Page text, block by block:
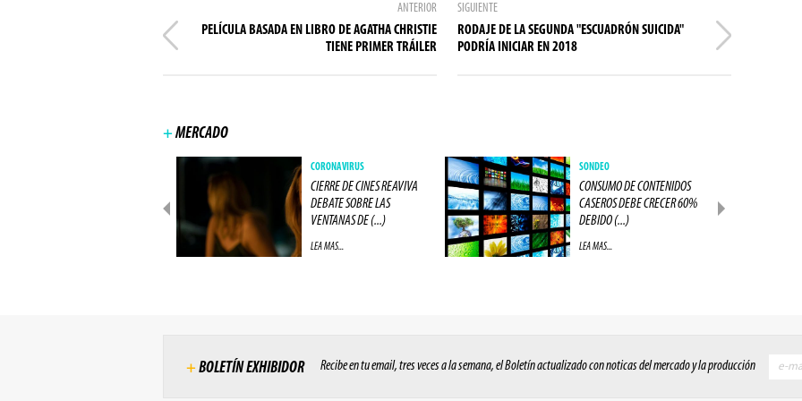
ANTERIOR
PELÍCULA BASADA EN LIBRO DE AGATHA CHRISTIE
TIENE PRIMER TRÁILER
SIGUIENTE
RODAJE DE LA SEGUNDA "ESCUADRÓN SUICIDA"
PODRÍA INICIAR EN 2018
+MERCADO
CORONAVIRUS
CIERRE DE CINES REAVIVA
DEBATE SOBRE LAS
VENTANAS DE (...)
LEA MAS...
SONDEO
CONSUMO DE CONTENIDOS
CASEROS DEBE CRECER 60%
DEBIDO (...)
LEA MAS...
+ BOLETÍN EXHIBIDOR Recibe en tu email, tres veces a la semana, el Boletín actualizado con noticas del mercado y la producción